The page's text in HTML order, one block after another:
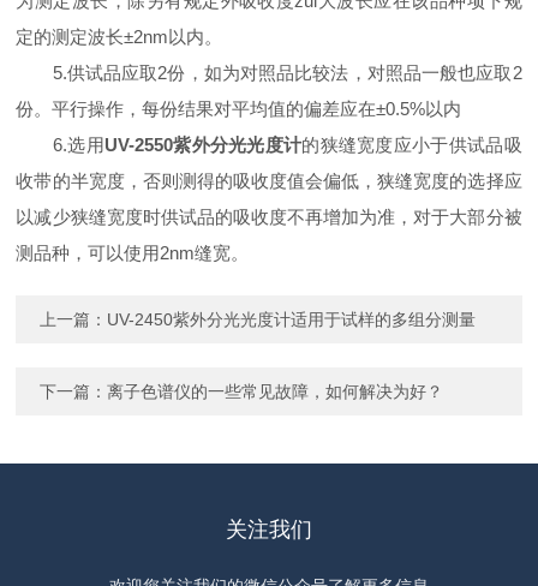
定的测定波长±2nm以内。
5.供试品应取2份，如为对照品比较法，对照品一般也应取2
份。平行操作，每份结果对平均值的偏差应在±0.5%以内
6.选用UV-2550紫外分光光度计的狭缝宽度应小于供试品吸
收带的半宽度，否则测得的吸收度值会偏低，狭缝宽度的选择应
以减少狭缝宽度时供试品的吸收度不再增加为准，对于大部分被
测品种，可以使用2nm缝宽。
上一篇： UV-2450紫外分光光度计适用于试样的多组分测量
下一篇：离子色谱仪的一些常见故障，如何解决为好？
关注我们